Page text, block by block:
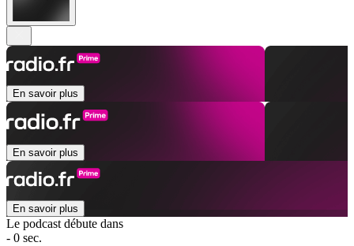
En savoir plus
En savoir plus
En savoir plus
Le podcast débute dans
- 0 sec.